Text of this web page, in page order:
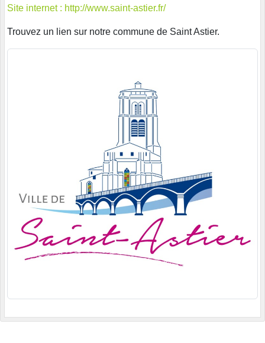
Site internet : http://www.saint-astier.fr/
Trouvez un lien sur notre commune de Saint Astier.